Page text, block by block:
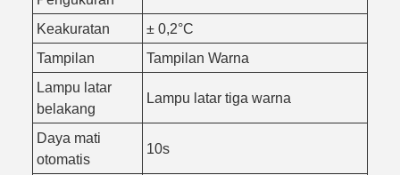
Keakuratan
± 0,2°C
Tampilan
Tampilan Warna
Lampu latar
belakang
Lampu latar tiga warna
Daya mati
otomatis
10s